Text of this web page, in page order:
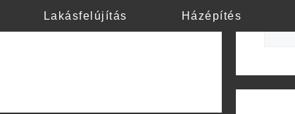
Lakásfelújítás Házépítés